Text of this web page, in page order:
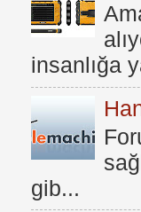
insanlığa
gib...